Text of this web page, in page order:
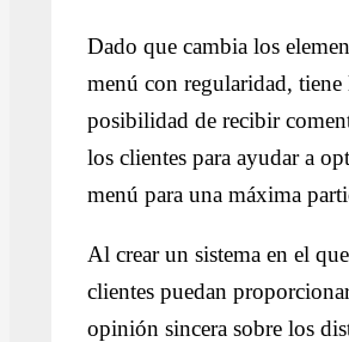
Dado que cambia los
menú con regularidad, tiene
posibilidad de recibir
los clientes para ayudar a
menú para una máxima
Al crear un sistema en el
clientes puedan
opinión sincera sobre los